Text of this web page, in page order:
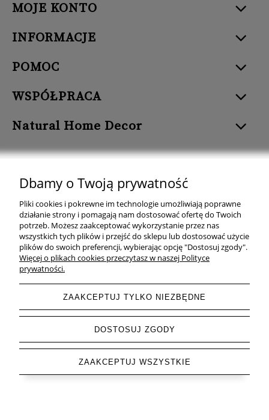
MOJE KONTO
INFORMACJE
POMOC
WSPÓŁPRACA
Natural Home Decor
Natural Home Decor | E-mail: sklep at naturalhomedecor.pl | Tel.:
507 707 299 | NIP: 7971800592 | REGON: 381429127
Copyright © 2026 - Naturalhomedecor.pl
Dbamy o Twoją prywatność
Pliki cookies i pokrewne im technologie umożliwiają poprawne
działanie strony i pomagają nam dostosować ofertę do Twoich
potrzeb. Możesz zaakceptować wykorzystanie przez nas
wszystkich tych plików i przejść do sklepu lub dostosować użycie
plików do swoich preferencji, wybierając opcję "Dostosuj zgody".
Więcej o plikach cookies przeczytasz w naszej Polityce
prywatności.
ZAAKCEPTUJ TYLKO NIEZBĘDNE
DOSTOSUJ ZGODY
ZAAKCEPTUJ WSZYSTKIE